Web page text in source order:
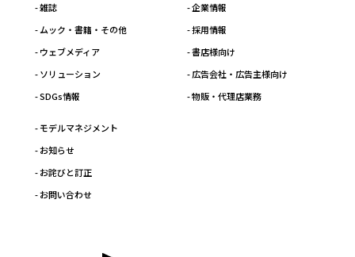
- 雑誌
- ムック・書籍・その他
- ウェブメディア
- ソリューション
- SDGs情報
- 企業情報
- 採用情報
- 書店様向け
- 広告会社・広告主様向け
- 物販・代理店業務
- モデルマネジメント
- お知らせ
- お詫びと訂正
- お問い合わせ